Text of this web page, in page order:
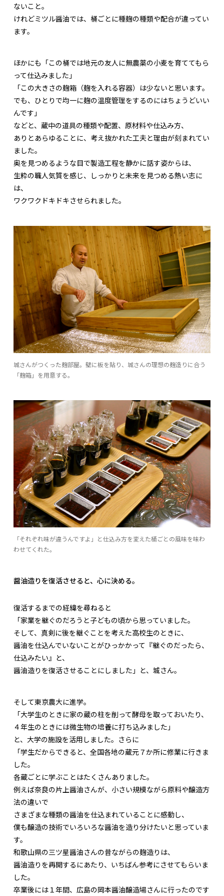
ないこと。
けれどミツル醤油では、桶ごとに種麹の種類や配合が違ってい
ます。
ほかにも「この桶では地元の友人に無農薬の小麦を育ててもら
って仕込みました」
「この大きさの麹箱（麹を入れる容器）は少ないと思います。
でも、ひとりで均一に麹の温度管理をするのにはちょうどいい
んです」
などと、蔵中の道具の種類や配置、原材料や仕込み方、
ありとあらゆることに、考え抜かれた工夫と理由が刻まれてい
ました。
奥を見つめるような目で製造工程を静かに話す姿からは、
生粋の職人気質を感じ、しっかりと未来を見つめる熱い志に
は、
ワクワクドキドキさせられました。
城さんがつくった麹部屋。壁に板を貼り、城さんの理想の麹造りに合う
「麹箱」を用意する。
「それぞれ味が違うんですよ」と仕込み方を変えた桶ごとの風味を味わ
わせてくれた。
醤油造りを復活させると、心に決める。
復活するまでの経緯を尋ねると
「家業を継ぐのだろうと子どもの頃から思っていました。
そして、真剣に後を継ぐことを考えた高校生のときに、
醤油を仕込んでいないことがひっかかって『継ぐのだったら、
仕込みたい』と、
醤油造りを復活させることにしました」と、城さん。
そして東京農大に進学。
「大学生のときに家の蔵の柱を削って酵母を取っておいたり、
４年生のときには微生物の培養に打ち込みました」
と、大学の施設を活用しました。さらに
「学生だからできると、全国各地の蔵元７か所に修業に行きま
した。
各蔵ごとに学ぶことはたくさんありました。
例えば奈良の片上醤油さんが、小さい規模ながら原料や醸造方
法の違いで
さまざまな種類の醤油を仕込まれていることに感動し、
僕も醸造の技術でいろいろな醤油を造り分けたいと思っていま
す。
和歌山県の三ツ星醤油さんの昔ながらの麹造りは、
醤油造りを再開するにあたり、いちばん参考にさせてもらいま
した。
卒業後には１年間、広島の岡本醤油醸造場さんに行ったのです